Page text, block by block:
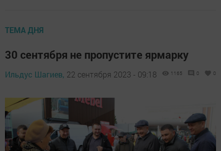
ТЕМА ДНЯ
30 сентября не пропустите ярмарку
Ильдус Шагиев, 22 сентября 2023 - 09:18 1165 0 0